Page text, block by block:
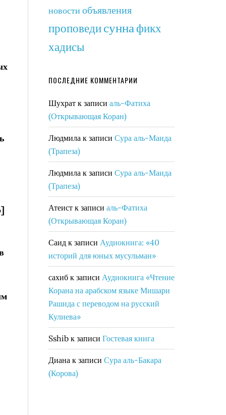
новости объявления
проповедисуннафикх
хадисы
ПОСЛЕДНИЕ КОММЕНТАРИИ
Шухрат к записи аль-Фатиха
(Открывающая Коран)
Людмила к записи Сура аль-Маида
(Трапеза)
Людмила к записи Сура аль-Маида
(Трапеза)
Атеист к записи аль-Фатиха
(Открывающая Коран)
Саид к записи Аудиокнига: «40
историй для юных мусульман»
сахиб к записи Аудиокнига «Чтение
Корана на арабском языке Мишари
Рашида с переводом на русский
Кулиева»
Sshib к записи Гостевая книга
Диана к записи Сура аль-Бакара
(Корова)